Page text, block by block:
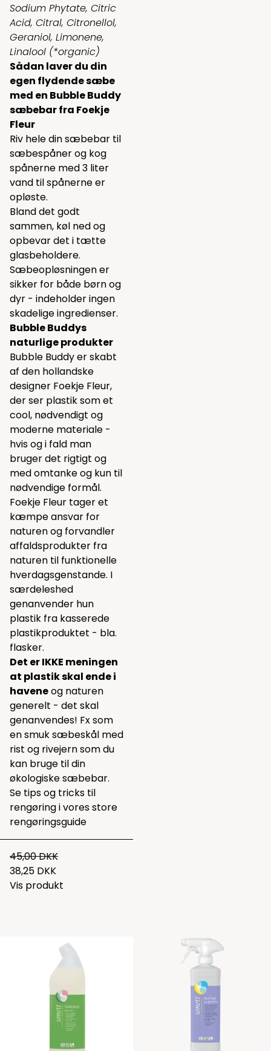
Sodium Phytate, Citric
Acid, Citral, Citronellol,
Geraniol, Limonene,
Linalool (*organic)
Sådan laver du din
egen flydende sæbe
med en Bubble Buddy
sæbebar fra Foekje
Fleur
Riv hele din sæbebar til
sæbespåner og kog
spånerne med 3 liter
vand til spånerne er
opløste.
Bland det godt
sammen, køl ned og
opbevar det i tætte
glasbeholdere.
Sæbeopløsningen er
sikker for både børn og
dyr - indeholder ingen
skadelige ingredienser.
Bubble Buddys
naturlige produkter
Bubble Buddy er skabt
af den hollandske
designer Foekje Fleur,
der ser plastik som et
cool, nødvendigt og
moderne materiale -
hvis og i fald man
bruger det rigtigt og
med omtanke og kun til
nødvendige formål.
Foekje Fleur tager et
kæmpe ansvar for
naturen og forvandler
affaldsprodukter fra
naturen til funktionelle
hverdagsgenstande. I
særdeleshed
genanvender hun
plastik fra kasserede
plastikproduktet - bla.
flasker.
Det er IKKE meningen
at plastik skal ende i
haveneog naturen
generelt - det skal
genanvendes! Fx som
en smuk sæbeskål med
rist og rivejern som du
kan bruge til din
økologiske sæbebar.
Se tips og tricks til
rengøring i voresstore
rengøringsguide
45,00 DKK
38,25 DKK
Vis produkt